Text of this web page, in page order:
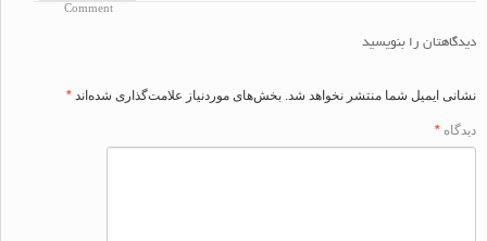
Comment
را بنویسید
ایمیل شما منتشر نخواهد شد. بخش‌های موردنیاز علامت‌گذاری شده‌اند*
*